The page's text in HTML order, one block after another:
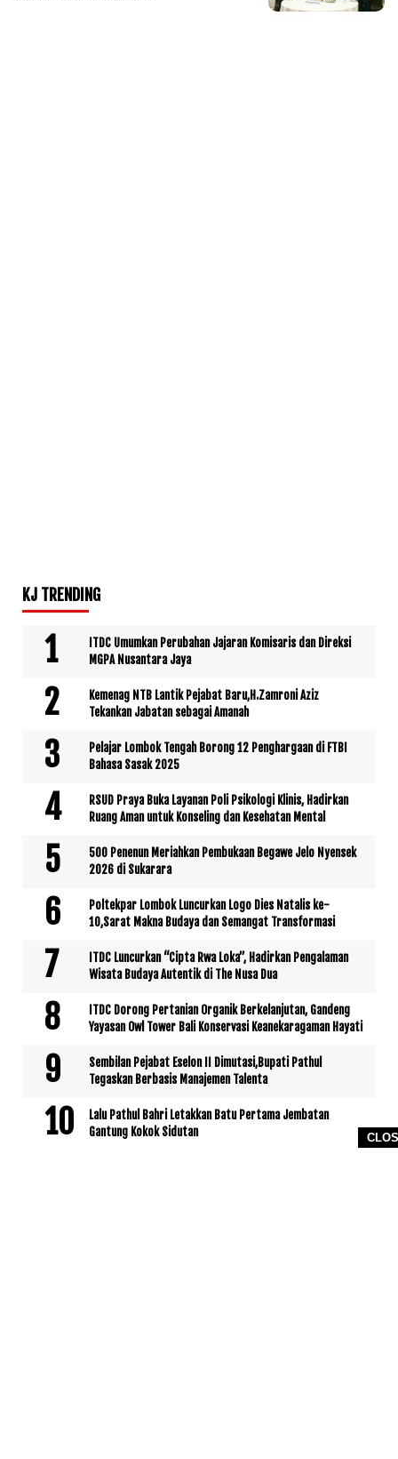
KJ TRENDING
ITDC Umumkan Perubahan Jajaran Komisaris dan Direksi
MGPA Nusantara Jaya
Kemenag NTB Lantik Pejabat Baru,H.Zamroni Aziz
Tekankan Jabatan sebagai Amanah
Pelajar Lombok Tengah Borong 12 Penghargaan di FTBI
Bahasa Sasak 2025
RSUD Praya Buka Layanan Poli Psikologi Klinis, Hadirkan
Ruang Aman untuk Konseling dan Kesehatan Mental
500 Penenun Meriahkan Pembukaan Begawe Jelo Nyensek
2026 di Sukarara
Poltekpar Lombok Luncurkan Logo Dies Natalis ke-
10,Sarat Makna Budaya dan Semangat Transformasi
ITDC Luncurkan “Cipta Rwa Loka”, Hadirkan Pengalaman
Wisata Budaya Autentik di The Nusa Dua
ITDC Dorong Pertanian Organik Berkelanjutan, Gandeng
Yayasan Owl Tower Bali Konservasi Keanekaragaman Hayati
Sembilan Pejabat Eselon II Dimutasi,Bupati Pathul
Tegaskan Berbasis Manajemen Talenta
Lalu Pathul Bahri Letakkan Batu Pertama Jembatan
Gantung Kokok Sidutan